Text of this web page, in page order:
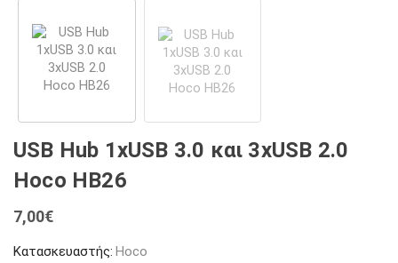
USB Hub 1xUSB 3.0 και 3xUSB 2.0
Hoco HB26
7,00€
Κατασκευαστής: Hoco